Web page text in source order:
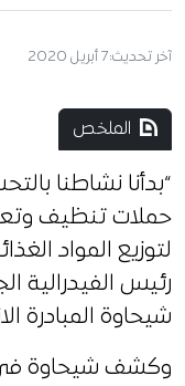
آخر تحديث:7 أبريل 2020
الملخص
“بدأنا نشاطنا
حملات تنظيف
لتوزيع المواد
رئيس الفيدرالية
شيحاوة المبادرة
وكشف شيحاوة في